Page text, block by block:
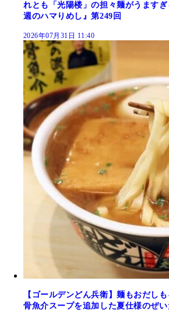
れとも「光陽楼」の担々麺がうます
週のハマりめし』第249回
2026年07月31日 11:40
【ゴールデンどん兵衛】麺もおだし
骨魚介スープを追加した夏仕様のぜ